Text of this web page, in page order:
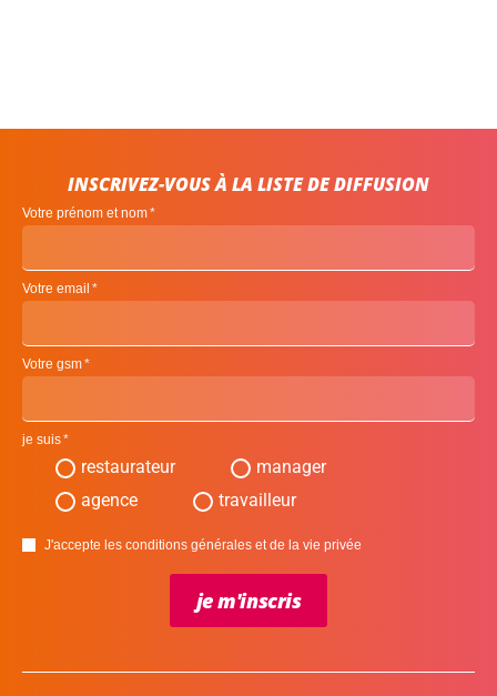
INSCRIVEZ-VOUS À LA LISTE DE DIFFUSION
Votre prénom et nom
Votre email
Votre gsm
je suis
restaurateur
manager
agence
travailleur
J'accepte les conditions générales et de la vie privée
je m'inscris